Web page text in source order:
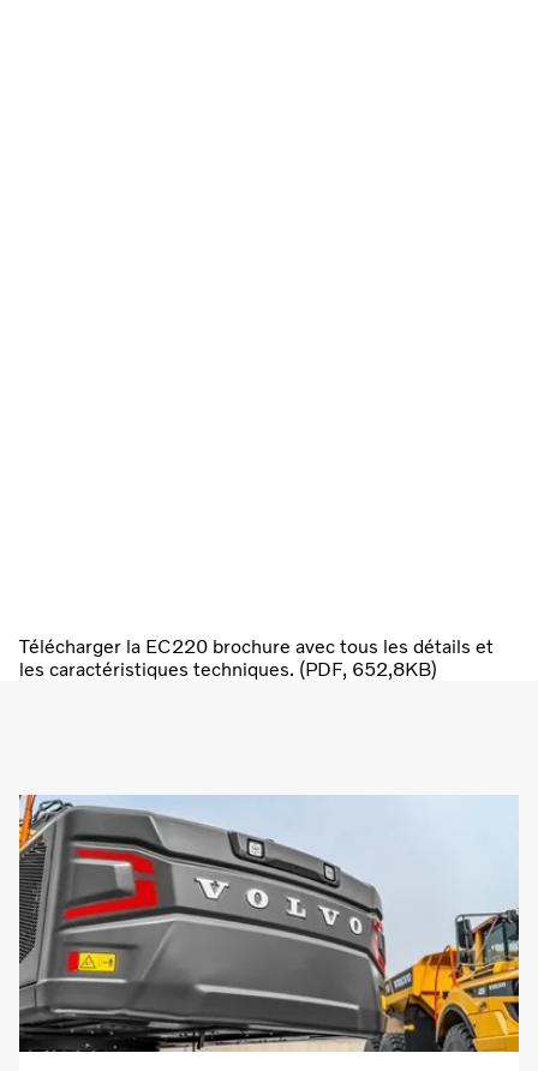
Télécharger la EC220 brochure avec tous les détails et
les caractéristiques techniques. (PDF, 652,8KB)